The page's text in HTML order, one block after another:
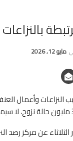
ارتفعت
مايو 12, 2026
وأعمال